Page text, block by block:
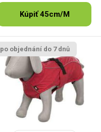
Kúpiť 45cm/M
po objednání do 7 dnů